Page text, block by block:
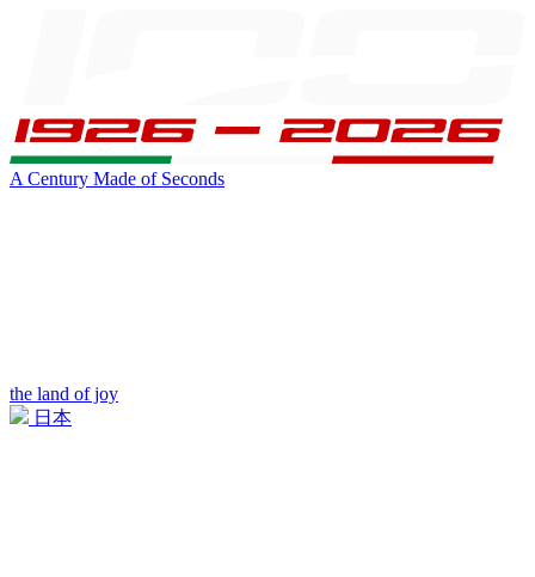
A Century Made of Seconds
the land of joy
日本